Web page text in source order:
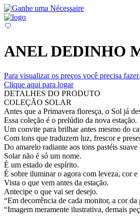
ANEL DEDINHO
Para visualizar os preços você precisa
Clique aqui para logar
DETALHES DO PRODUTO
COLEÇÃO SOLAR
Antes que a Primavera floresça, o Sol já
Essa coleção é o prelúdio da nova estação.
Um convite para brilhar antes mesmo do
Com tons que traduzem luz, frescor e
Do amarelo radiante aos tons pastéis
Solar não é só um nome.
É um estado de espírito.
É sobre iluminar o agora com leveza, cor e
Vista o que vem antes da estação.
Antecipe o que vai ser desejo.
“Em decorrência de cada monitor, a cor
“Imagem meramente ilustrativa, demais